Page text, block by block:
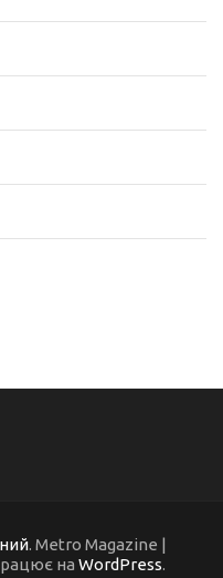
. Metro Magazine |
на WordPress.